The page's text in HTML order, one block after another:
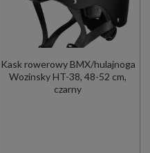
Kask rowerowy BMX/hulajnoga
Wozinsky HT-38, 48-52 cm,
czarny